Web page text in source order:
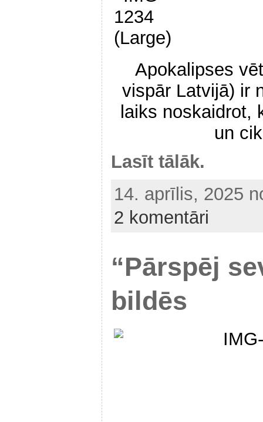
Apokalipses
vispār Latvijā) ir
laiks noskaidrot,
un
Lasīt tālāk.
14. aprīlis, 2025
2 komentāri
“Pārspēj
bildēs